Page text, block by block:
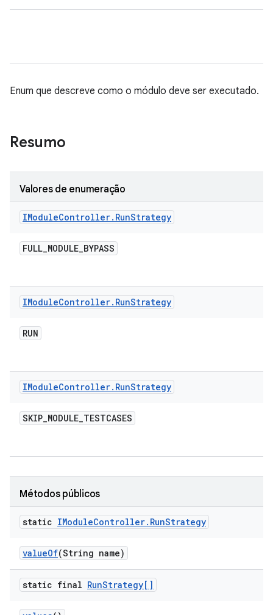
Enum que descreve como o módulo deve ser executado.
Resumo
Valores de enumeração
IModuleController. RunStrategy
FULL_MODULE_BYPASS
IModuleController. RunStrategy
RUN
IModuleController. RunStrategy
SKIP_MODULE_TESTCASES
Métodos públicos
static IModuleController. RunStrategy
valueOf(String name)
static final RunStrategy[]